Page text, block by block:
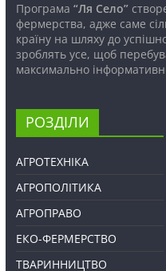
Програма “Ля Село”
фермерства, адже саме
країну на шляху до
зроблять усе, щоб
максимально
РОЗДІЛИ
АГРОТЕХНІКА
АГРОПОЛІТИКА
АГРОПРАВО
ЕКО-ФЕРМЕРСТВО
ТВАРИННИЦТВО